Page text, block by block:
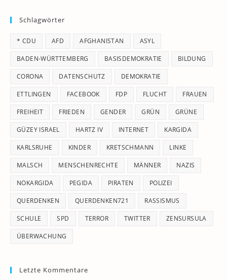
Schlagwörter
* CDU AFD AFGHANISTAN ASYL
BADEN-WÜRTTEMBERG BASISDEMOKRATIE BILDUNG
CORONA DATENSCHUTZ DEMOKRATIE
ETTLINGEN FACEBOOK FDP FLUCHT FRAUEN
FREIHEIT FRIEDEN GENDER GRÜN GRÜNE
GÜZEY ISRAEL HARTZ IV INTERNET KARGIDA
KARLSRUHE KINDER KRETSCHMANN LINKE
MALSCH MENSCHENRECHTE MÄNNER NAZIS
NOKARGIDA PEGIDA PIRATEN POLIZEI
QUERDENKEN QUERDENKEN721 RASSISMUS
SCHULE SPD TERROR TWITTER ZENSURSULA
ÜBERWACHUNG
Letzte Kommentare